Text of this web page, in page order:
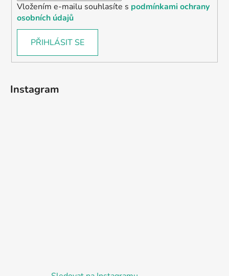
Vložením e-mailu souhlasíte s podmínkami ochrany
osobních údajů
PŘIHLÁSIT SE
Instagram